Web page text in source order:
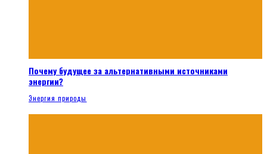
Почему будущее за альтернативными источниками
энергии?
Энергия природы